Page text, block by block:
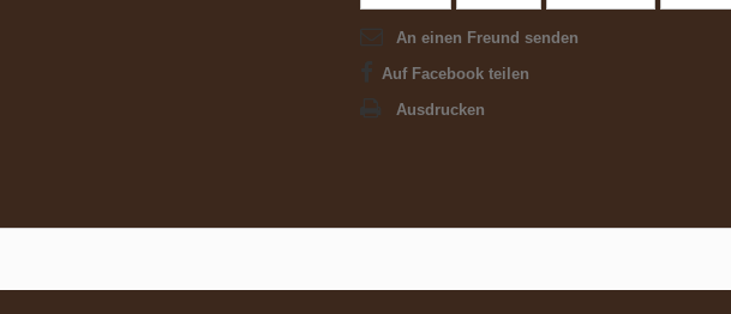
An einen Freund senden
Auf Facebook teilen
Ausdrucken